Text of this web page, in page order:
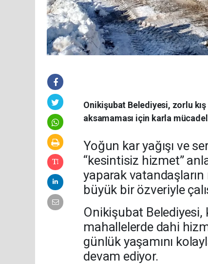
Onikişubat Belediyesi, zorlu
aksamaması için karla
Yoğun kar yağışı ve
“kesintisiz hizmet”
yaparak vatandaşların
büyük bir özveriyle
Onikişubat Belediyesi,
mahallelerde dahi
günlük yaşamını
devam ediyor.